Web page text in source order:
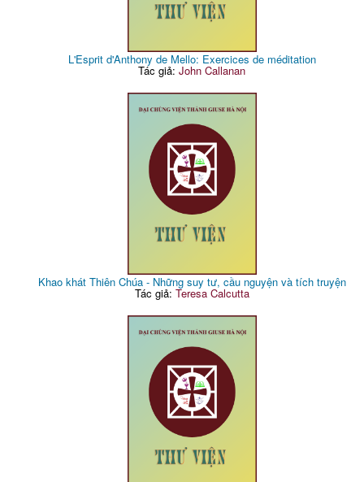
L'Esprit d'Anthony de Mello: Exercices de méditation
Tác giả:John Callanan
Khao khát Thiên Chúa - Những suy tư, cầu nguyện và tích truyện
Tác giả: Teresa Calcutta